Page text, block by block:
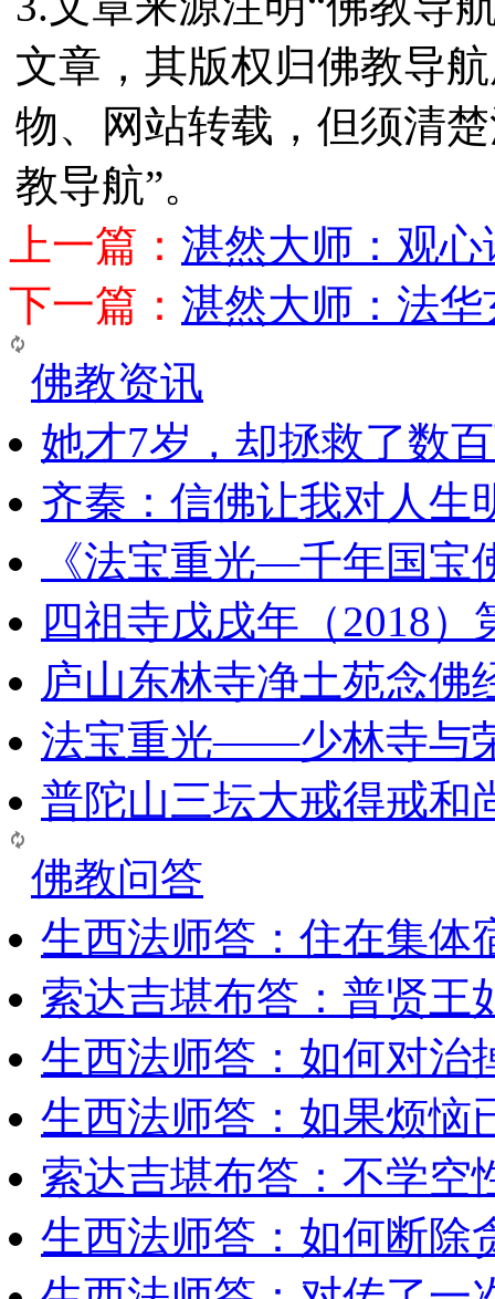
文章，其版权归佛教导
物、网站转载，但须清
教导航”。
上一篇： 湛然大师：观
下一篇： 湛然大师：法
佛教资讯
她才7岁，却拯救了数
齐秦：信佛让我对人生
《法宝重光—千年国宝
四祖寺戊戌年（2018
庐山东林寺净土苑念佛
法宝重光——少林寺与
普陀山三坛大戒得戒和
佛教问答
生西法师答：住在集体
索达吉堪布答：普贤王
生西法师答：如何对治
生西法师答：如果烦恼
索达吉堪布答：​不学空
生西法师答：如何断除